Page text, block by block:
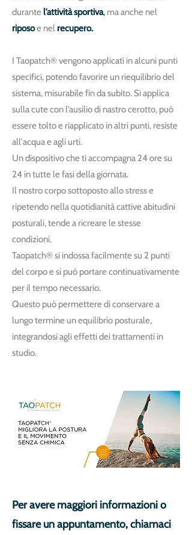
durantel’attività sportiva, ma anche nel
riposoe nel recupero.
I Taopatch® vengono applicati in alcuni punti
specifici, potendo favorire un riequilibrio del
sistema, misurabile fin da subito. Si applica
sulla cute con l’ausilio di nastro cerotto, può
essere tolto e riapplicato in altri punti, resiste
all'acqua e agli urti.
Un dispositivo che ti accompagna 24 ore su
24 in tutte le fasi della giornata.
Il nostro corpo sottoposto allo stress e
ripetendo nella quotidianità cattive abitudini
posturali, tende a ricreare le stesse
condizioni.
Taopatch® si indossa facilmente su 2 punti
del corpo e si può portare continuativamente
per il tempo necessario.
Questo può permettere di conservare a
lungo termine un equilibrio posturale,
integrandosi agli effetti dei trattamenti in
studio.
Per avere maggiori informazioni o
fissare un appuntamento, chiamaci